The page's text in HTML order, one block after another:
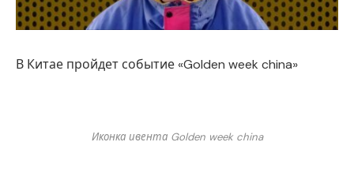
В Китае пройдет событие «Golden week china»
Иконка ивента Golden week china